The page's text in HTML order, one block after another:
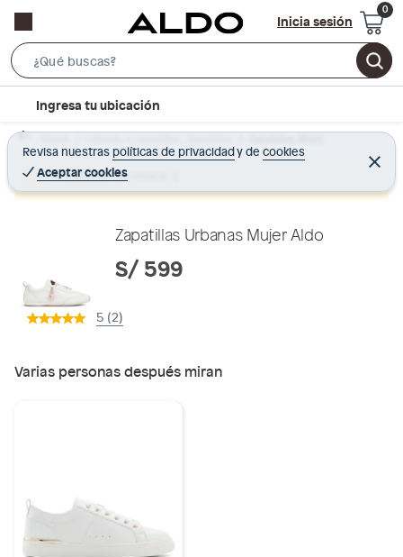
Inicia sesión
e
r
c
B
r
c
t
n
Ingresa tu ubicación
Revisa nuestras políticas de privacidadyde cookies
Aceptar cookies
C
e
r
Home Calzado y zapatillas - Zapatillas Zapatillas Mujer
Producto sin stock :(
Zapatillas Urbanas Mujer Aldo
S/ 599
5 (2)
Varias personas después miran